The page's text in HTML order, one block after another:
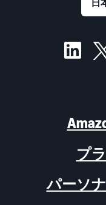
プ
パーソ